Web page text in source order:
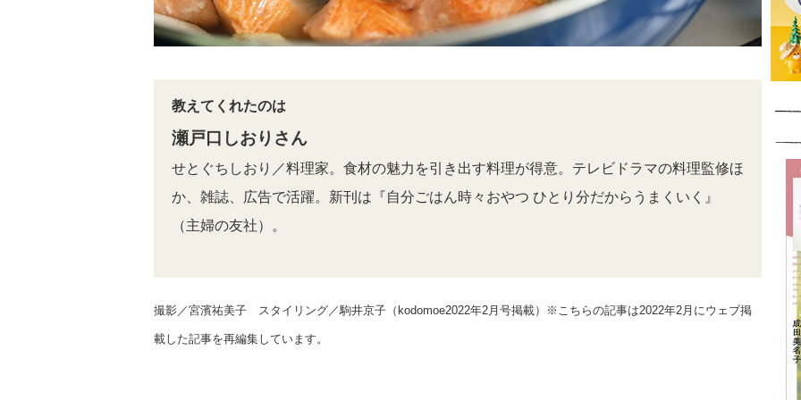
教えてくれたのは
瀬戸口しおりさん
せとぐちしおり／料理家。食材の魅力を引き出す料理が得意。テレビドラマの料理監修ほ
か、雑誌、広告で活躍。新刊は『自分ごはん時々おやつ ひとり分だからうまくいく』
（主婦の友社）。
撮影／宮濱祐美子 スタイリング／駒井京子（kodomoe2022年2月号掲載）※こちらの記事は2022年2月にウェブ掲
載した記事を再編集しています。